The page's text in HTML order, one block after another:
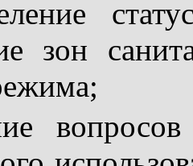
зон
вопросов